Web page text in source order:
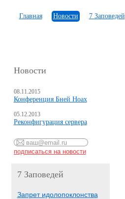
Главная Новости 7 Заповедей
Новости
08.11.2015
Конференция Бней Ноах
05.12.2013
Реконфигурация сервера
7 Заповедей
Запрет идолопоклонства